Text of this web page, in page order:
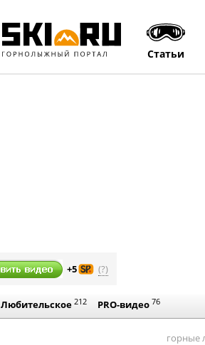
Статьи
+5 (?)
Любительское 212 PRO-видео 76
горные